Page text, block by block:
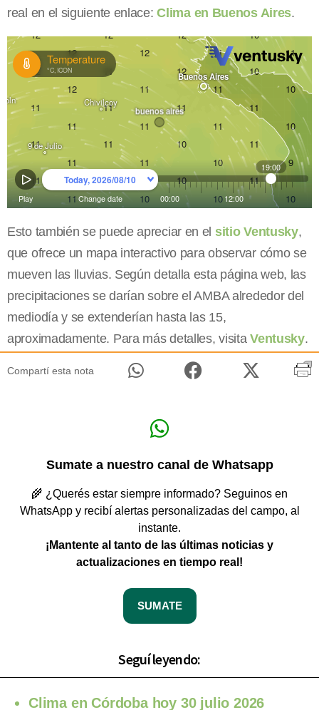
real en el siguiente enlace:Clima en Buenos Aires.
Esto también se puede apreciar en el sitio Ventusky,
que ofrece un mapa interactivo para observar cómo se
mueven las lluvias. Según detalla esta página web, las
precipitaciones se darían sobre el AMBA alrededor del
mediodía y se extenderían hasta las 15,
aproximadamente. Para más detalles, visitaVentusky.
Compartí esta nota
Sumate a nuestro canal de Whatsapp
🌾 ¿Querés estar siempre informado? Seguinos en
WhatsApp y recibí alertas personalizadas del campo, al
instante.
¡Mantente al tanto de las últimas noticias y
actualizaciones en tiempo real!
SUMATE
Seguí leyendo:
Clima en Córdoba hoy 30 julio 2026